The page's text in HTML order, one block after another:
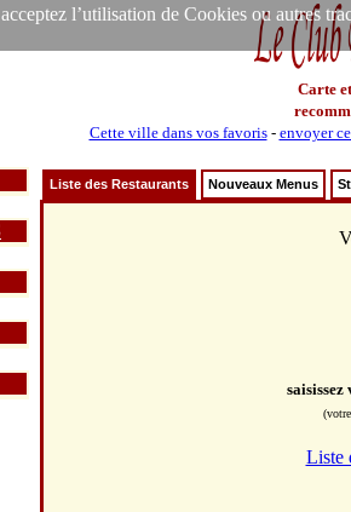
l’utilisation de Cookies ou autres
Carte
Cette ville dans vos favoris- envoyer
Liste des Restaurants Nouveaux Menus
saisissez
Liste